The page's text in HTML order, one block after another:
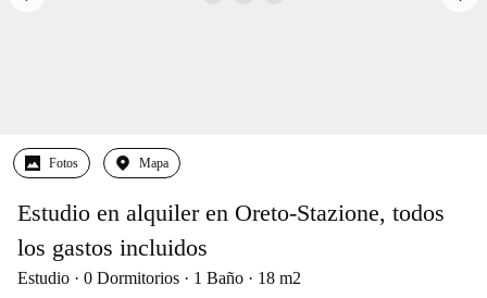
Fotos Mapa
Estudio en alquiler en Oreto-Stazione, todos
los gastos incluidos
Estudio 0 Dormitorios 1 Baño 18 m2